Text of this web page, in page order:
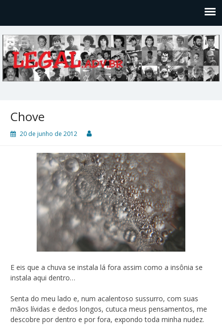
Chove
20 de junho de 2012
E eis que a chuva se instala lá fora assim como a insônia se
instala aqui dentro…
Senta do meu lado e, num acalentoso sussurro, com suas
mãos lívidas e dedos longos, cutuca meus pensamentos, me
descobre por dentro e por fora, expondo toda minha nudez.